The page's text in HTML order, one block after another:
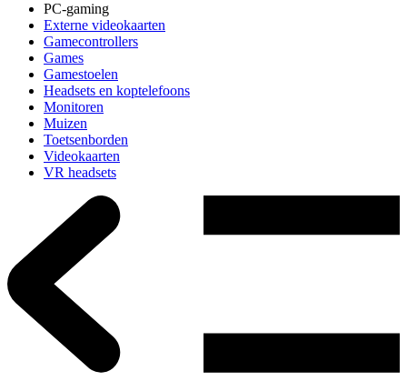
PC-gaming
Externe videokaarten
Gamecontrollers
Games
Gamestoelen
Headsets en koptelefoons
Monitoren
Muizen
Toetsenborden
Videokaarten
VR headsets